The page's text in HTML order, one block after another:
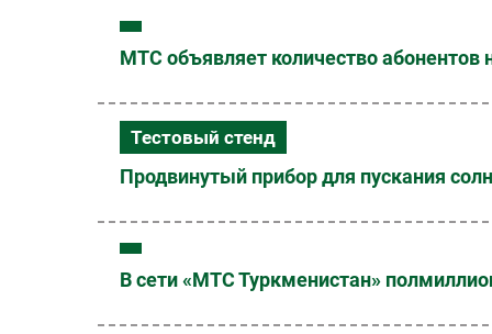
Автоматизация
Промышленности
Мобильная связь
Фиксированная связь
Рынок ПК
ПО
Кадры
МТС объявляет количество абонентов
Тестовый стенд
Продвинутый прибор для пускания
В сети «МТС Туркменистан»